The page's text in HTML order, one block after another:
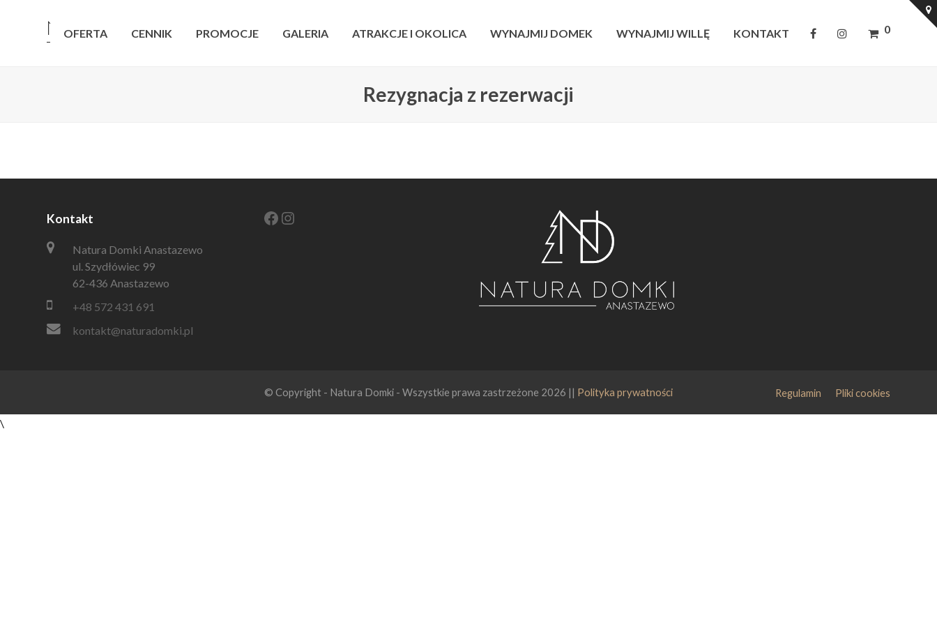
OFERTA CENNIK PROMOCJE GALERIA ATRAKCJE I OKOLICA WYNAJMIJ DOMEK WYNAJMIJ WILLĘ KONTAKT 0
Rezygnacja z rezerwacji
Kontakt
Natura Domki Anastazewo
ul. Szydłówiec 99
62-436 Anastazewo
+48 572 431 691
kontakt@naturadomki.pl
Facebook
Instagram
© Copyright - Natura Domki - Wszystkie prawa zastrzeżone 2026 || Polityka prywatności Regulamin Pliki cookies
\